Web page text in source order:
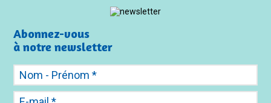
Abonnez-vous
à notre newsletter